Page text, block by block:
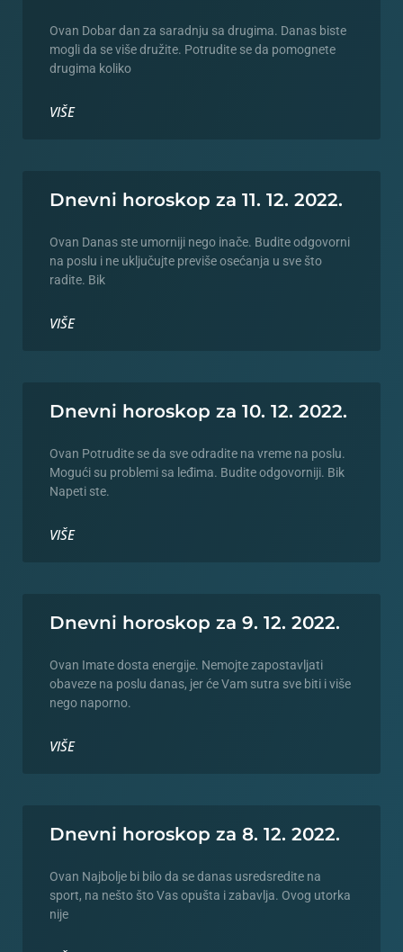
Ovan Dobar dan za saradnju sa drugima. Danas biste
mogli da se više družite. Potrudite se da pomognete
drugima koliko
VIŠE
Dnevni horoskop za 11. 12. 2022.
Ovan Danas ste umorniji nego inače. Budite odgovorni
na poslu i ne uključujte previše osećanja u sve što
radite. Bik
VIŠE
Dnevni horoskop za 10. 12. 2022.
Ovan Potrudite se da sve odradite na vreme na poslu.
Mogući su problemi sa leđima. Budite odgovorniji. Bik
Napeti ste.
VIŠE
Dnevni horoskop za 9. 12. 2022.
Ovan Imate dosta energije. Nemojte zapostavljati
obaveze na poslu danas, jer će Vam sutra sve biti i više
nego naporno.
VIŠE
Dnevni horoskop za 8. 12. 2022.
Ovan Najbolje bi bilo da se danas usredsredite na
sport, na nešto što Vas opušta i zabavlja. Ovog utorka
nije